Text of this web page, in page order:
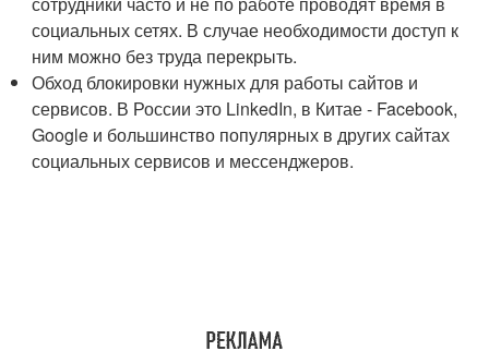
социальных сетях. В случае необходимости доступ к
ним можно без труда перекрыть.
Обход блокировки нужных для работы сайтов и
сервисов. В России это LinkedIn, в Китае - Facebook,
Google и большинство популярных в других сайтах
социальных сервисов и мессенджеров.